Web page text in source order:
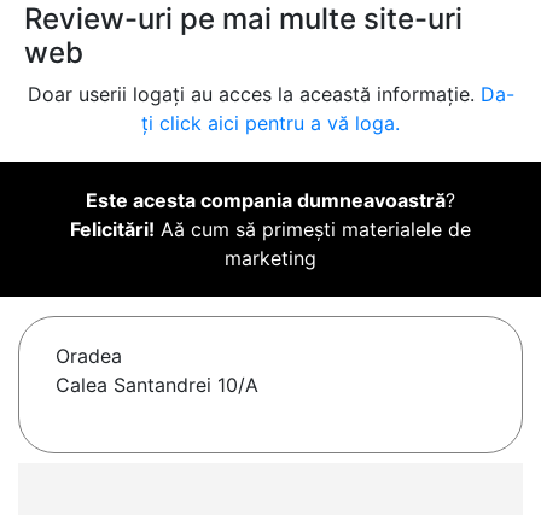
Review-uri pe mai multe site-uri
web
Doar userii logați au acces la această informație. Da-
ți click aici pentru a vă loga.
Este acesta compania dumneavoastră?
Felicitări! Aă cum să primești materialele de
marketing
Oradea
Calea Santandrei 10/A